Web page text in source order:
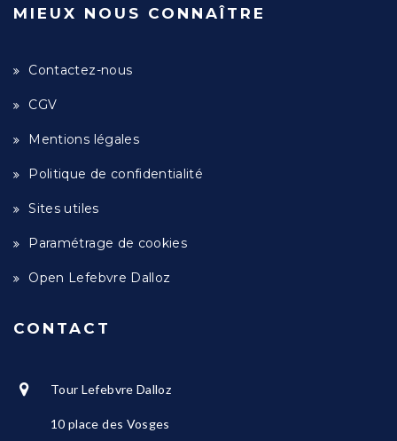
MIEUX NOUS CONNAÎTRE
Contactez-nous
CGV
Mentions légales
Politique de confidentialité
Sites utiles
Paramétrage de cookies
Open Lefebvre Dalloz
CONTACT
Tour Lefebvre Dalloz
10 place des Vosges